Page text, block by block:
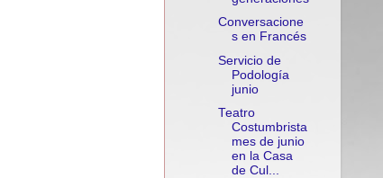
Conversacione
s en Francés
Servicio de
Podología
junio
Teatro
Costumbrista
mes de junio
en la Casa
de Cul...